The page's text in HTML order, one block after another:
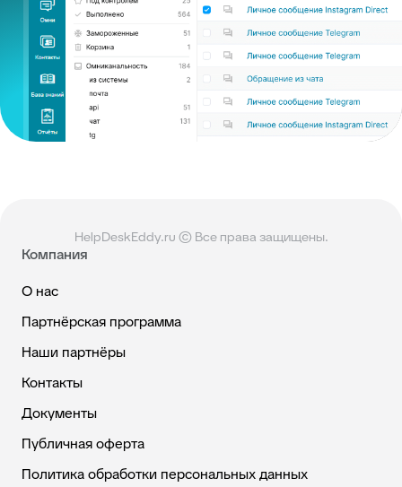
HelpDeskEddy.ru © Все права защищены.
Компания
О нас
Партнёрская программа
Наши партнёры
Контакты
Документы
Публичная оферта
Политика обработки персональных данных